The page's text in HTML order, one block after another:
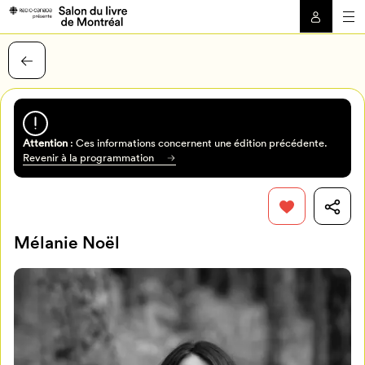
Attention: Ces informations concernent une édition précédente.
Revenir à la programmation
Mélanie Noël